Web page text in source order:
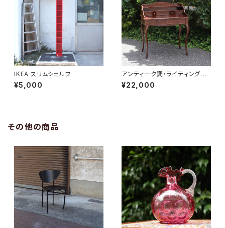
IKEA スリムシェルフ
¥5,000
アンティーク調・ライティングデ
スク
¥22,000
その他の商品